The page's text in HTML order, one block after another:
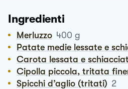
Ingredienti
Merluzzo 400 g
patate medie lessate e
carota lessata e
Cipolla piccola, tritata
spicchi d’aglio (tritati) 2